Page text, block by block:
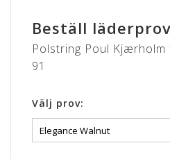
Beställ
Polstring Poul Kjærholm
91
Välj prov: